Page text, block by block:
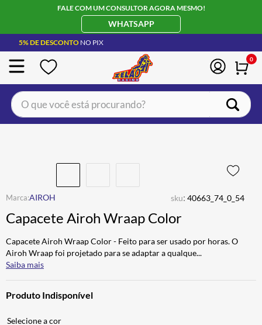
FALE COM UM CONSULTOR AGORA MESMO!
WHATSAPP
5% DE DESCONTO NO PIX
0
O que você está procurando?
AIROH sku: 40663_74_0_54
Capacete Airoh Wraap Color
Capacete Airoh Wraap Color - Feito para ser usado por horas. O
Airoh Wraap foi projetado para se adaptar a qualque...
Saiba mais
Produto Indisponível
JAQUETA
6 º BAU
7º CALÇA
8 ALPINESTAR